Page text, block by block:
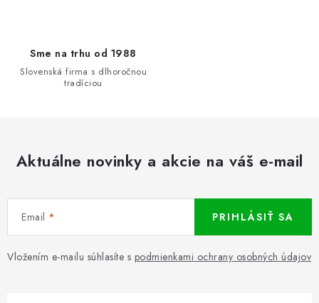
Sme na trhu od 1988
Slovenská firma s dlhoročnou
tradíciou
Aktuálne novinky a akcie na váš e-mail
Email
Vložením e-mailu súhlasíte s podmienkami ochrany osobných údajov
PRIHLÁSIŤ SA